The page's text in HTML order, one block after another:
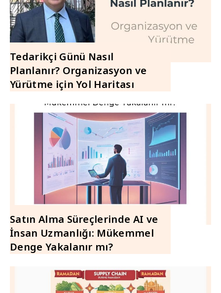
Tedarikçi Günü Nasıl
Planlanır? Organizasyon ve
Yürütme için Yol Haritası
Satın Alma Süreçlerinde AI ve
İnsan Uzmanlığı: Mükemmel
Denge Yakalanır mı?